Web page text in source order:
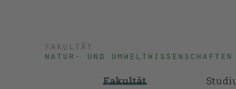
Fakultät